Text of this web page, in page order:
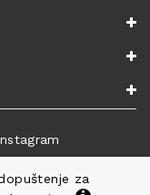
za